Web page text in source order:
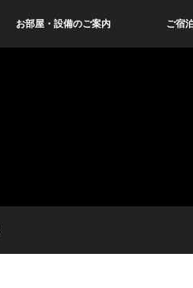
お部屋・設備のご案内 ご宿